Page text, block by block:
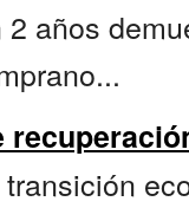
2 años